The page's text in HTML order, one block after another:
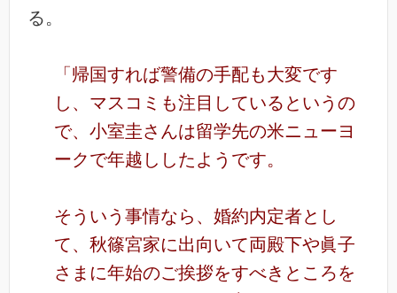
る。
「帰国すれば警備の手配も大変です
し、マスコミも注目しているというの
で、小室圭さんは留学先の米ニューヨ
ークで年越ししたようです。
そういう事情なら、婚約内定者とし
て、秋篠宮家に出向いて両殿下や眞子
さまに年始のご挨拶をすべきところを